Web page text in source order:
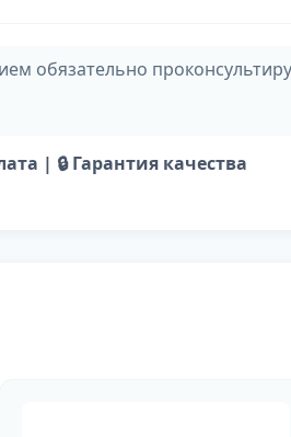
обязательно
| 🔒 Гарантия качества